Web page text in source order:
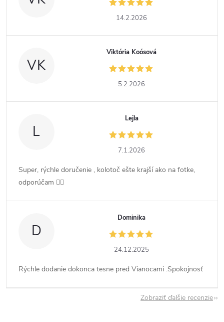
14.2.2026
VK
Viktória Koósová
5.2.2026
L
Lejla
7.1.2026
Super, rýchle doručenie , kolotoč ešte krajší ako na fotke,
odporúčam 👍🏻
D
Dominika
24.12.2025
Rýchle dodanie dokonca tesne pred Vianocami .Spokojnosť
Zobraziť ďalšie recenzie